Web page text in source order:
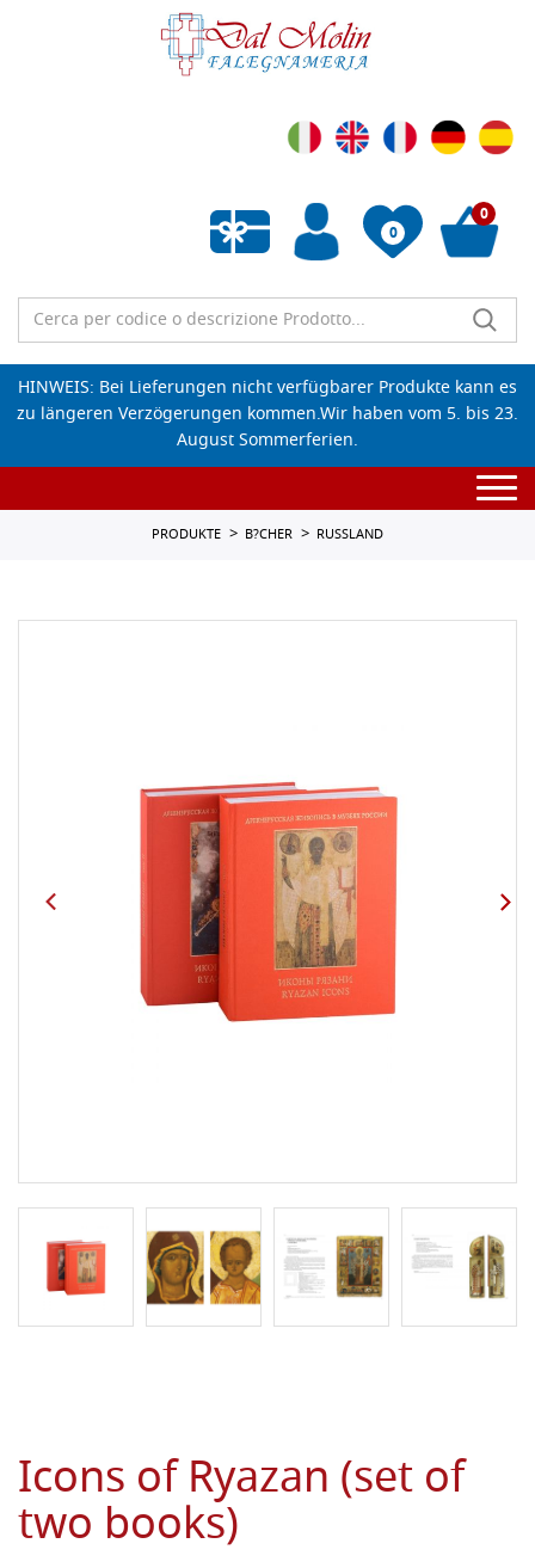
0
Wunschliste leeren
0
HINWEIS: Bei Lieferungen nicht verfügbarer Produkte kann es
zu längeren Verzögerungen kommen.Wir haben vom 5. bis 23.
August Sommerferien.
PRODUKTE B?CHER RUSSLAND
Icons of Ryazan (set of
two books)